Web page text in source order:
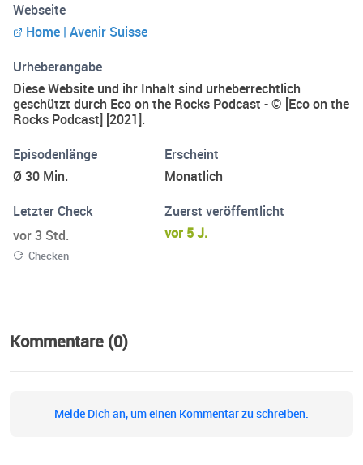
Suisse) sowie Jürg Müller (Senior Fellow Avenir Suisse)
zum Gespräch. Bei ausgewählten Themen werden auch
Rocks» erscheint immer zur Feierabendzeit am letzten
Donnerstag im Monat. Stay tuned – and cheers!
Webseite
Home | Avenir Suisse
Urheberangabe
Diese Website und ihr Inhalt sind urheberrechtlich
geschützt durch Eco on the Rocks Podcast - © [Eco on the
Rocks Podcast] [2021].
Episodenlänge
Ø 30 Min.
Erscheint
Monatlich
Letzter Check
vor 3 Std.
Checken
Zuerst veröffentlicht
vor 5 J.
Kommentare (0)
Melde Dich an, um einen Kommentar zu schreiben.